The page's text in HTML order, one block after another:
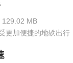
家可以通过平
析，这里更有全
供
历年真题，让用
129.02 MB
更加便捷的地铁出行